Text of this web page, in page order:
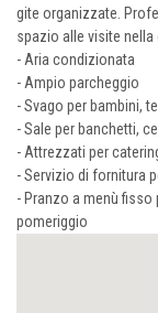
gite organizzate.
spazio alle visite
- Aria condizionata
- Ampio parcheggio
- Svago per bambini,
- Sale per banchetti,
- Attrezzati per
- Servizio di fornitura
- Pranzo a menù fisso
pomeriggio